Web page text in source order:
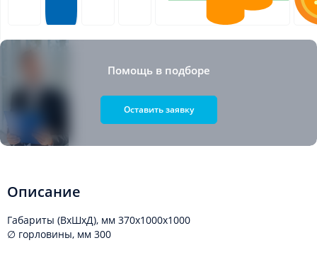
Помощь в подборе
Оставить заявку
Описание
Габариты (ВхШхД), мм 370x1000x1000
∅ горловины, мм 300